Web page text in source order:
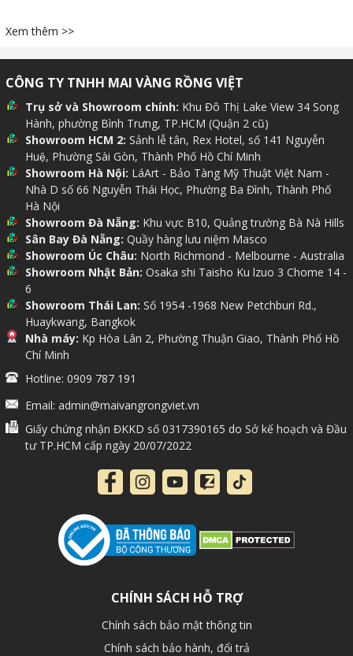
Xem thêm >>
CÔNG TY TNHH MAI VÀNG RỒNG VIỆT
Trụ sở và Showroom chính: Khu Đô Thị Lake View 34 Song
Hành, phường Bình Trưng, TP.HCM (Quận 2 cũ)
Showroom HCM 2: Sảnh lễ tân, Rex Hotel, số 141 Nguyễn
Huệ, Phường Sài Gòn, Thành Phố Hồ Chí Minh
Showroom Hà Nội: LáArt - Bảo Tàng Mỹ Thuật Việt Nam -
Nhà D số 66 Nguyễn Thái Học, Phường Ba Đình, Thành Phố
Hà Nội
Showroom Đà Nẵng: Khu vực B10, Quảng trường Bà Nà Hills
Sân Bay Đà Nẵng: Quầy hàng lưu niệm Masco
Showroom Úc Châu: North Richmond - Melbourne - Australia
Showroom Nhật Bản: Osaka shi Taisho Ku lzuo 3 Chome 14 -
6
Showroom Thái Lan: Số 1954 -1968 New Petchburi Rd.,
Huaykwang, Bangkok
Nhà máy: Kp Hòa Lân 2, Phường Thuận Giao, Thành Phố Hồ
Chí Minh
Hotline: 0909 787 191
Email: admin@maivangrongviet.vn
Giấy chứng nhận ĐKKD số 0317390165 do Sở kế hoạch và Đầu
tư TP.HCM cấp ngày 20/07/2022
CHÍNH SÁCH HỖ TRỢ
Chính sách bảo mật thông tin
Chính sách bảo hành, đổi trả